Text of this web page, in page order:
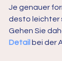
Je genauer
desto leichter
Gehen Sie
Detail bei der